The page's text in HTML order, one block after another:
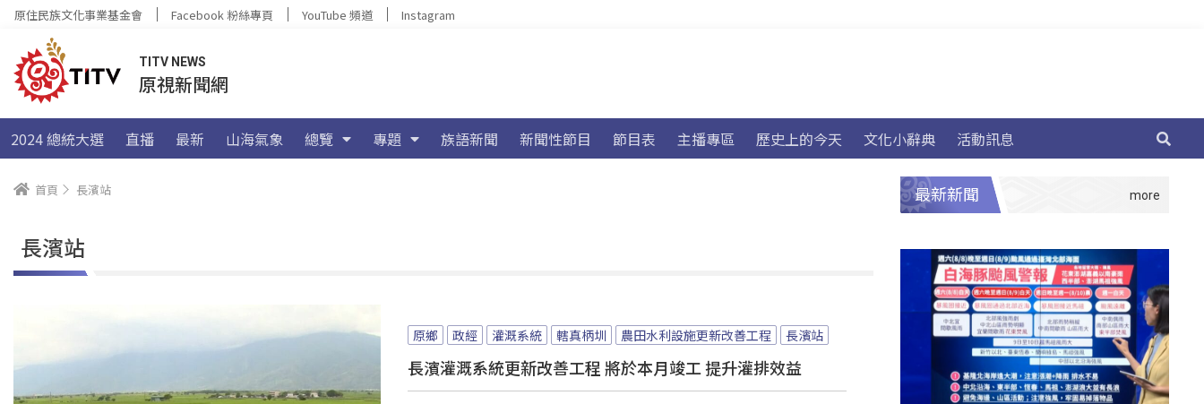
原住民族文化事業基金會 Facebook 粉絲專頁 YouTube 頻道 Instagram
TITV NEWS
原視新聞網
2024 總統大選 直播 最新 山海氣象 總覽 專題 族語新聞 新聞性節目 節目表 主播專區 歷史上的今天 文化小辭典 活動訊息
首頁 長濱站
長濱站
原鄉 政經 灌溉系統 轄真柄圳 農田水利設施更新改善工程 長濱站
長濱灌溉系統更新改善工程 將於本月竣工 提升灌排效益
最新新聞